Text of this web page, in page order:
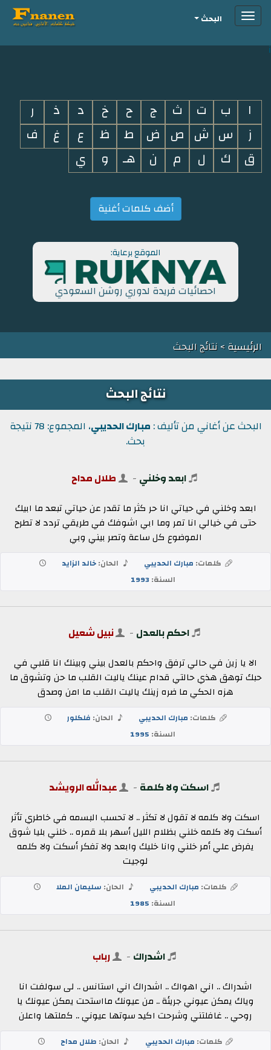
i
Toggleالبحث
ا ب ت ث ج ح خ د ذ
ر
ز
س ش ص ض ط ظ ع غ
ف
ق
ك ل م ن هـ و ي
أضف كلمات أغنية
الموقع برعاية:
احصائيات فريدة لدوري روشن السعودي
الرئيسية> نتائج البحث
نتائج البحث
البحث عن أغاني من تأليف : مبارك الحديبي
، المجموع: 78 نتيجة
بحث.
ابعد وخلني - طلال مداح
ابعد وخلني في حياتي انا حر كثر ما تقدر عن حياتي تبعد ما ابيك
حتى في خيالي انا تمر وما ابي اشوفك في طريقي تردد لا تطرح
الموضوع كل ساعة وتصر بيني وبي
كلمات: مبارك الحديبي الحان:خالد الزايد
السنة:1993
احكم بالعدل - نبيل شعيل
الا يا زين في حالي ترفق واحكم بالعدل بيني وبينك انا قلبي في
حبك توهق هذي حالتي قدام عينك ياليت القلب ما حن وتشوق ما
هزه الحكي ما ضره زينك ياليت القلب ما امن وصدق
كلمات: مبارك الحديبي الحان: فلكلور
السنة: 1995
اسكت ولا كلمة - عبدالله الرويشد
اسكت ولا كلمه لا تقول لا تكثر .. لا تحسب البسمه في خاطري تأثر
أسكت ولا كلمه خلني بظلام الليل أسهر بلا قمره .. خلني بليا شوق
يفرض علي أمر خلني وانا خليك وابعد ولا تفكر أسكت ولا كلمه
لوجيت
كلمات: مبارك الحديبي الحان: سليمان الملا
السنة: 1985
اشدراك - رباب
اشدراك .. اني اهواك .. اشدراك اني استانس .. لى سولفت انا
وياك يمكن عيوني جريئة .. من عيونك مااستحت يمكن عيونك يا
روحي .. غافلتني وشرحت اكيد سوتها عيوني .. كملتها واعلن
كلمات: مبارك الحديبي الحان: طلال مداح